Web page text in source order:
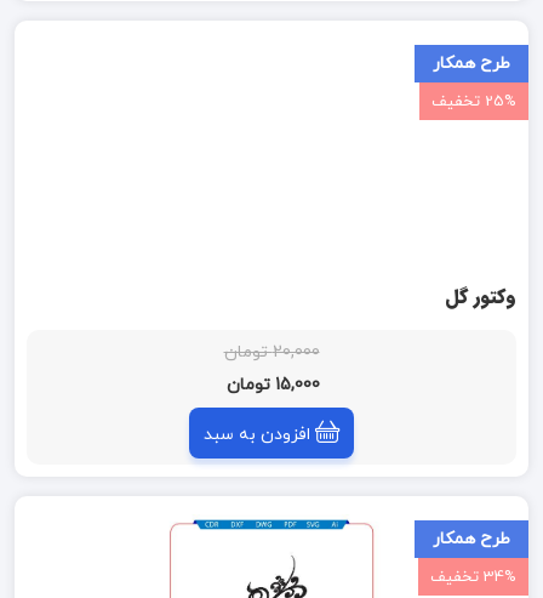
طرح همکار
25% تخفیف
وکتور گل
20,000 تومان
15,000 تومان
افزودن به سبد
طرح همکار
34% تخفیف